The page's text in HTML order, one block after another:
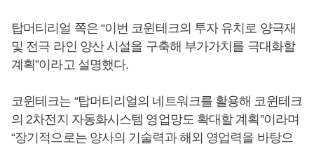
탑머티리얼 쪽은 “이번 코윈테크의 투자 유치로 양극재
및 전극 라인 양산 시설을 구축해 부가가치를 극대화할
계획”이라고 설명했다.
코윈테크는 “탑머티리얼의 네트워크를 활용해 코윈테크
의 2차전지 자동화시스템 영업망도 확대할 계획”이라며
“장기적으로는 양사의 기술력과 해외 영업력을 바탕으